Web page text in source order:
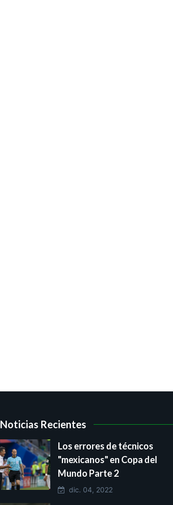
Noticias Recientes
Los errores de técnicos
"mexicanos" en Copa del
Mundo Parte 2
dic. 04, 2022